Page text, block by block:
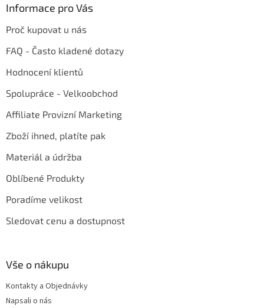
Informace pro Vás
Proč kupovat u nás
FAQ - Často kladené dotazy
Hodnocení klientů
Spolupráce - Velkoobchod
Affiliate Provizní Marketing
Zboží ihned, platíte pak
Materiál a údržba
Oblíbené Produkty
Poradíme velikost
Sledovat cenu a dostupnost
Vše o nákupu
Kontakty a Objednávky
Napsali o nás